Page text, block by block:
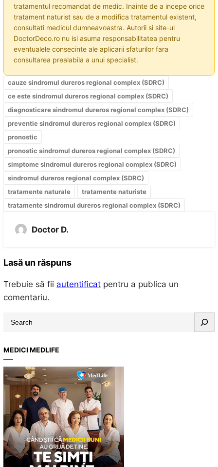
tratamentul recomandat de medic. Inainte de a incepe orice
tratament naturist sau de a modifica tratamentul existent,
consultati medicul dumneavoastra. Autorii si site-ul
DoctorDeco.ro nu isi asuma responsabilitatea pentru
eventualele consecinte ale aplicarii sfaturilor fara
consultarea prealabila a unui specialist.
cauze sindromul dureros regional complex (SDRC)
ce este sindromul dureros regional complex (SDRC)
diagnosticare sindromul dureros regional complex (SDRC)
preventie sindromul dureros regional complex (SDRC)
pronostic
pronostic sindromul dureros regional complex (SDRC)
simptome sindromul dureros regional complex (SDRC)
sindromul dureros regional complex (SDRC)
tratamente naturale
tratamente naturiste
tratamente sindromul dureros regional complex (SDRC)
Doctor D.
Lasă un răspuns
Trebuie să fii autentificatpentru a publica un
comentariu.
a
r
c
h
MEDICI MEDLIFE